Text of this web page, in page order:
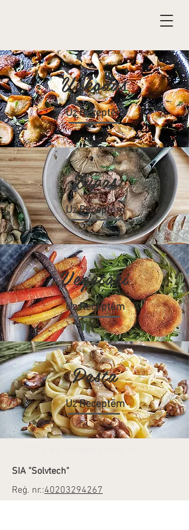
Uzkodas
Uz Receptēm
Zupas
Uz Receptēm
Veģetāri
Uz Receptēm
Pasta
Uz Receptēm
SIA "Solvtech"
Reģ. nr.:40203294267